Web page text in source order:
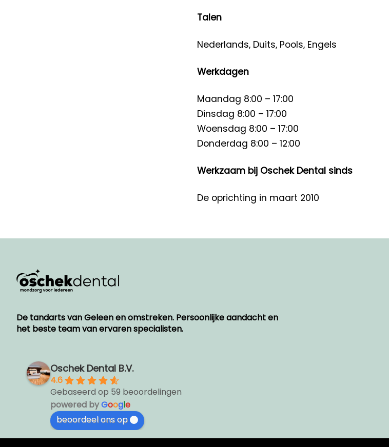
Talen
Nederlands, Duits, Pools, Engels
Werkdagen
Maandag 8:00 – 17:00
Dinsdag 8:00 – 17:00
Woensdag 8:00 – 17:00
Donderdag 8:00 – 12:00
Werkzaam bij Oschek Dental sinds
De oprichting in maart 2010
De tandarts van Geleen en omstreken. Persoonlijke aandacht en
het beste team van ervaren specialisten.
Oschek Dental B.V.
4.6
Gebaseerd op 59 beoordelingen
powered byGoogle
beoordeel ons op